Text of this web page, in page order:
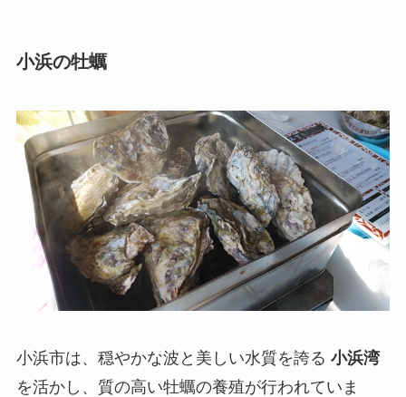
小浜の牡蠣
小浜市は、穏やかな波と美しい水質を誇る 小浜湾
を活かし、質の高い牡蠣の養殖が行われていま